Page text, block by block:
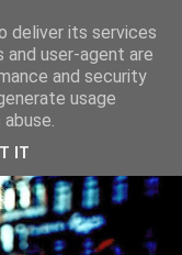
deliver its services
and user-agent are
and security
usage
IT